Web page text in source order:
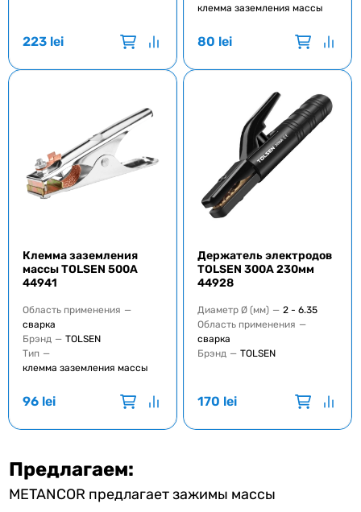
223 lei
клемма заземления массы
80 lei
Клемма заземления
массы TOLSEN 500A
44941
Область применения —
сварка
Брэнд — TOLSEN
Тип —
клемма заземления массы
96 lei
Держатель электродов
TOLSEN 300A 230мм
44928
Диаметр Ø (мм) — 2 - 6.35
Область применения —
сварка
Брэнд — TOLSEN
170 lei
Предлагаем:
METANCOR предлагает зажимы массы